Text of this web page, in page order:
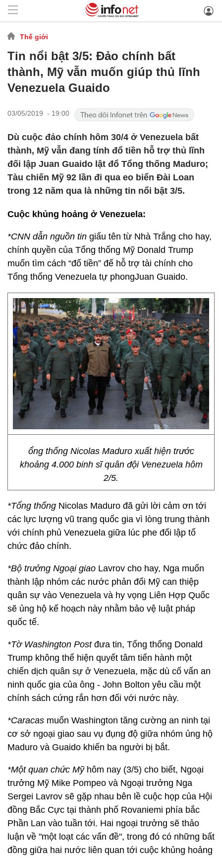
Thế giới
Tin nổi bật 3/5: Đảo chính bất
thành, Mỹ vẫn muốn giúp thủ lĩnh
Venezuela Guaido
03/05/2019 - 19:00
Dù cuộc đảo chính hôm 30/4 ở Venezuela bất
thành, Mỹ vẫn đang tính đổ tiền hỗ trợ thủ lĩnh
đối lập Juan Guaido lật đổ Tổng thống Maduro;
Tàu chiến Mỹ 92 lần đi qua eo biển Đài Loan
trong 12 năm qua là những tin nổi bật 3/5.
Cuộc khủng hoảng ở Venezuela:
*CNN dẫn nguồn tin giấu tên từ Nhà Trắng cho hay,
chính quyền của Tổng thống Mỹ Donald Trump
muốn tìm cách “đổ tiền” để hỗ trợ tài chính cho
Tổng thống Venezuela tự phongJuan Guaido.
ổng thống Nicolas Maduro xuất hiện trước
khoảng 4.000 binh sĩ quân đội Venezuela hôm
2/5.
*Tổng thống Nicolas Maduro đã gửi lời cảm ơn tới
các lực lượng vũ trang quốc gia vì lòng trung thành
với chính phủ Venezuela giữa lúc phe đối lập tổ
chức đảo chính.
*Bộ trưởng Ngoại giao Lavrov cho hay, Nga muốn
thành lập nhóm các nước phản đối Mỹ can thiệp
quân sự vào Venezuela và hy vọng Liên Hợp Quốc
sẽ ủng hộ kế hoạch này nhằm bảo vệ luật pháp
quốc tế.
*Tờ Washington Postđưa tin, Tổng thống Donald
Trump không thể hiện quyết tâm tiến hành một
chiến dịch quân sự ở Venezuela, mặc dù cố vấn an
ninh quốc gia của ông - John Bolton yêu cầu một
chính sách cứng rắn hơn đối với nước này.
*Caracas muốn Washington tăng cường an ninh tại
cơ sở ngoại giao sau vụ đụng độ giữa nhóm ủng hộ
Maduro và Guaido khiến ba người bị bắt.
*Một quan chức Mỹ hôm nay (3/5) cho biết, Ngoại
trưởng Mỹ Mike Pompeo và Ngoại trưởng Nga
Sergei Lavrov sẽ gặp nhau bên lề cuộc họp của Hội
đồng Bắc Cực tại thành phố Rovaniemi phía bắc
Phần Lan vào tuần tới. Hai ngoại trưởng sẽ thảo
luận về "một loạt các vấn đề", trong đó có những bất
đồng giữa hai nước liên quan tới cuộc khủng hoảng